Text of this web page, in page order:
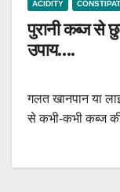
ACIDITY
पुरानी कब्ज से
उपाय….
गलत खानपान या
से कभी-कभी कब्ज